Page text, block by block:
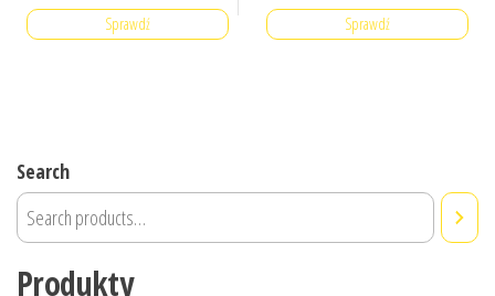
Sprawdź Sprawdź
Search
Produkty